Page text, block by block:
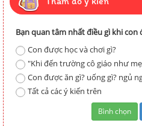
Bạn quan tâm nhất điều gì khi con
Con được học và chơi gì?
"Khi đến trường cô giáo như
Con được ăn gì? uống gì? ngủ
Tất cả các ý kiến trên